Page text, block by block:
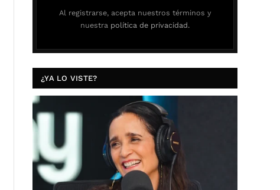
Al registrarse, acepta nuestros términos y
nuestra política de privacidad.
¿YA LO VISTE?